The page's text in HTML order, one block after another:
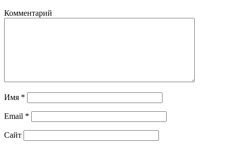
Комментарий
Имя *
Email *
Сайт